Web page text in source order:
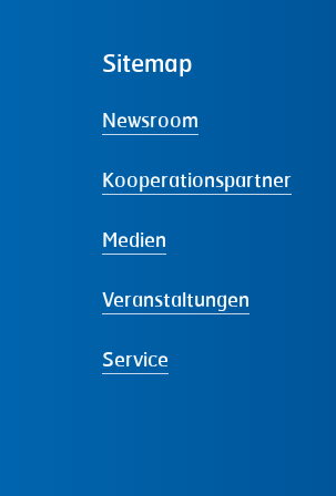
Sitemap
Newsroom
Kooperationspartner
Medien
Veranstaltungen
Service